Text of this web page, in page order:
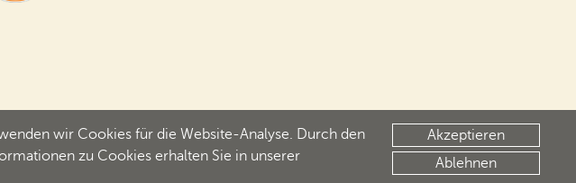
wir Cookies für die Website-Analyse. Durch den
zu Cookies erhalten Sie in unserer
Akzeptieren
Ablehnen